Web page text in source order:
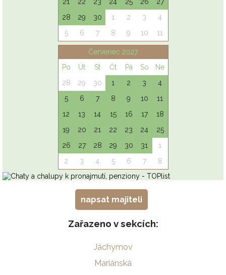
napsat majiteli
Zařazeno v sekcích:
Jáchymov
Mariánská